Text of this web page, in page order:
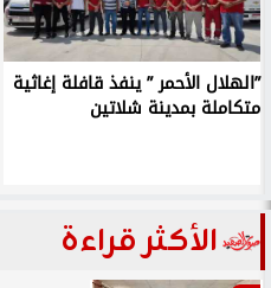
”الهلال الأحمر ” ينفذ قافلة إغاثية
متكاملة بمدينة شلاتين
الأكثر قراءة